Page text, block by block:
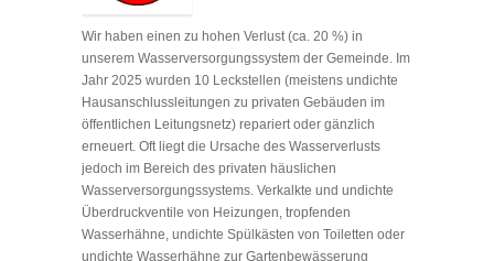
Wir haben einen zu hohen Verlust (ca. 20 %) in
unserem Wasserversorgungssystem der Gemeinde. Im
Jahr 2025 wurden 10 Leckstellen (meistens undichte
Hausanschlussleitungen zu privaten Gebäuden im
öffentlichen Leitungsnetz) repariert oder gänzlich
erneuert. Oft liegt die Ursache des Wasserverlusts
jedoch im Bereich des privaten häuslichen
Wasserversorgungssystems. Verkalkte und undichte
Überdruckventile von Heizungen, tropfenden
Wasserhähne, undichte Spülkästen von Toiletten oder
undichte Wasserhähne zur Gartenbewässerung